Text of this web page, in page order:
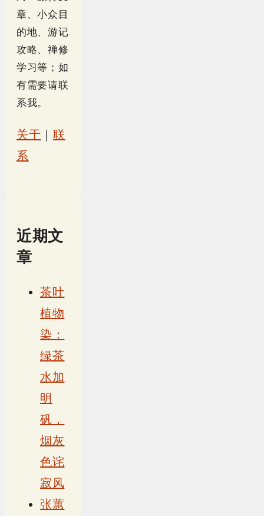
章、小众目
的地、游记
攻略、禅修
学习等；如
有需要请联
系我。
关于 ｜联
系
近期文
章
茶叶
植物
染：
绿茶
水加
明
矾，
烟灰
色诧
寂风
张蕙